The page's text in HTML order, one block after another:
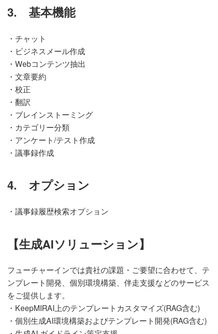
3. 基本機能
・チャット
・ビジネスメール作成
・Webコンテンツ抽出
・文章要約
・校正
・翻訳
・ブレインストーミング
・カテゴリー分類
・アンケート/テスト作成
・議事録作成
4. オプション
・議事録履歴検索オプション
【生成AIソリューション】
フューチャーインでは貴社の課題・ご要望に合わせて、テ
ンプレート開発、個別環境構築、伴走支援などのサービス
をご提供します。
・KeepMIRAI上のテンプレートカスタマイズ(RAG含む)
・個別生成AI環境構築およびテンプレート開発(RAG含む)